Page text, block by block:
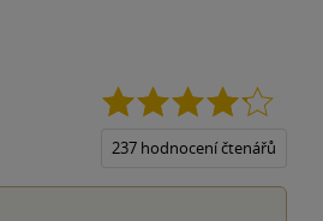
5
237 hodnocení čtenářů